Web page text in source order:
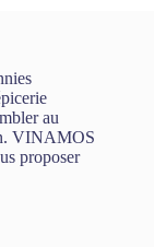
au
VINAMOS
proposer